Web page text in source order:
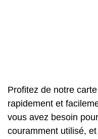
Profitez de notre
rapidement et
vous avez besoin
couramment utilisé,